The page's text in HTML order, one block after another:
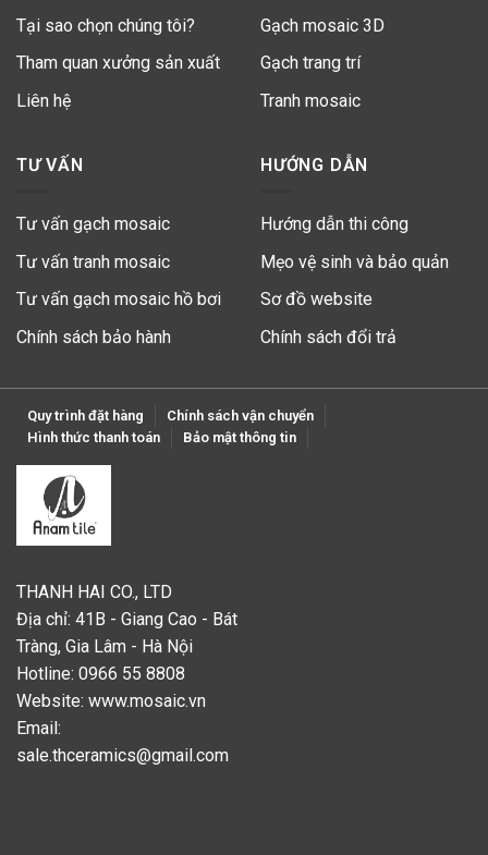
Tại sao chọn chúng tôi?
Tham quan xưởng sản xuất
Liên hệ
Gạch mosaic 3D
Gạch trang trí
Tranh mosaic
TƯ VẤN
Tư vấn gạch mosaic
Tư vấn tranh mosaic
Tư vấn gạch mosaic hồ bơi
Chính sách bảo hành
HƯỚNG DẪN
Hướng dẫn thi công
Mẹo vệ sinh và bảo quản
Sơ đồ website
Chính sách đổi trả
Quy trình đặt hàng
Chính sách vận chuyển
Hình thức thanh toán
Bảo mật thông tin
THANH HAI CO., LTD
Địa chỉ: 41B - Giang Cao - Bát
Tràng, Gia Lâm - Hà Nội
Hotline: 0966 55 8808
Website: www.mosaic.vn
Email:
sale.thceramics@gmail.com